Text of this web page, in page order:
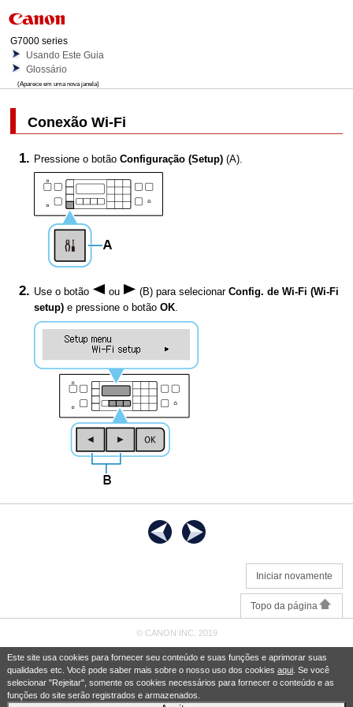
Este site usa cookies para fornecer seu conteúdo e suas funções e aprimorar suas
qualidades etc. Você pode saber mais sobre o nosso uso dos cookies aqui. Se você
selecionar "Rejeitar", somente os cookies necessários para fornecer o conteúdo e as
funções do site serão registrados e armazenados.
G7000 series
Usando Este Guia
Glossário
(Aparece em uma nova janela)
ConexãoWi-Fi
Pressione o botãoConfiguração (Setup) (A).
Use o botão ou (B) para selecionarConfig. de Wi-Fi (Wi-Fi
setup) e pressione o botãoOK.
Iniciar novamente
Topo da página
© CANON INC. 2019